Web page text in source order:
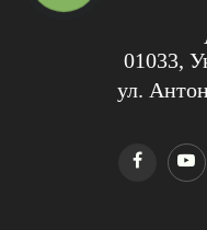
01033,
ул.